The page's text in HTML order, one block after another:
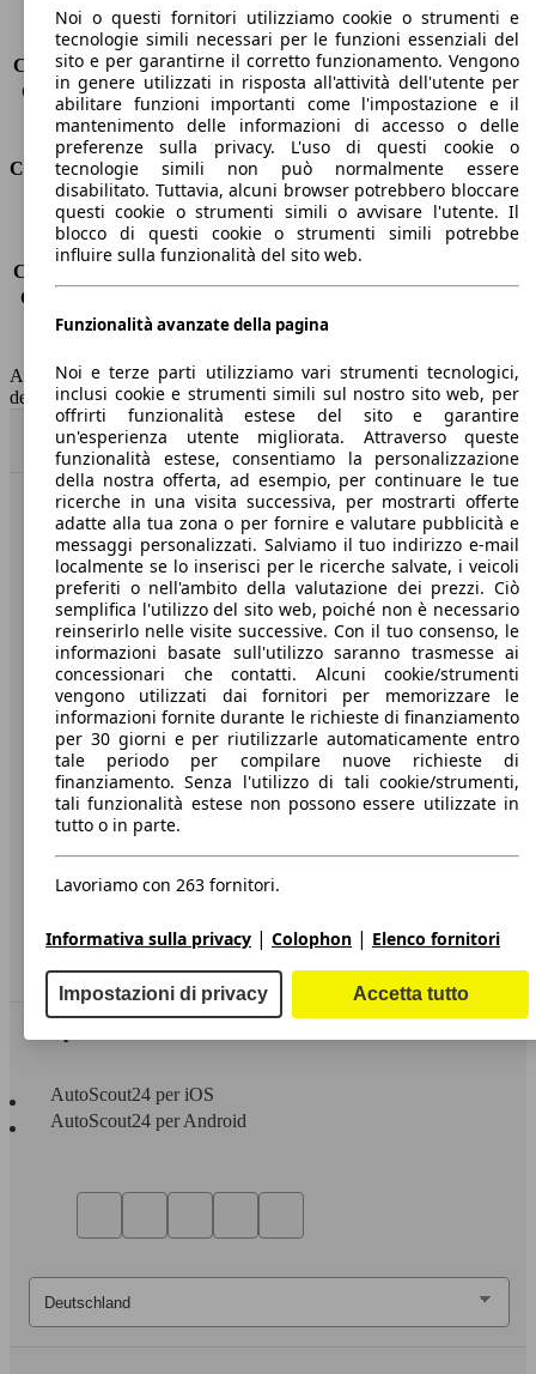
Sedili
5
Carico sul tetto
-
Capacità di traino (senza freni) -
Capacità di traino (con freni)
1110 kg
Volume del bagagliaio
325 - 980 l
Consumi
Emissioni di CO2*
114 g/km (komb.)
Consumo (urbano)
5.9 l/100km
Consumo (extra-urbano)
Consumo (combinato)*
Classe di emissione
Euro 6
AutoScout24 non si assume alcuna responsabilità per la correttezza
dei dati.
Torna su
Benvenuti su AutoScout24, il mercato auto europeo.
Società
A proposito di AutoScout24
Stampa
Media
Condizioni generali
Informazioni
Dichiarazione di Accessibilità
Servizi
Area rivenditori
AutoScout24 per iOS
AutoScout24 per Android
Noi o questi fornitori utilizziamo cookie o strumenti e
tecnologie simili necessari per le funzioni essenziali del
sito e per garantirne il corretto funzionamento. Vengono
in genere utilizzati in risposta all'attività dell'utente per
abilitare funzioni importanti come l'impostazione e il
mantenimento delle informazioni di accesso o delle
preferenze sulla privacy. L'uso di questi cookie o
tecnologie simili non può normalmente essere
disabilitato. Tuttavia, alcuni browser potrebbero bloccare
questi cookie o strumenti simili o avvisare l'utente. Il
blocco di questi cookie o strumenti simili potrebbe
influire sulla funzionalità del sito web.
Funzionalità avanzate della pagina
Noi e terze parti utilizziamo vari strumenti tecnologici,
inclusi cookie e strumenti simili sul nostro sito web, per
offrirti funzionalità estese del sito e garantire
un'esperienza utente migliorata. Attraverso queste
funzionalità estese, consentiamo la personalizzazione
della nostra offerta, ad esempio, per continuare le tue
ricerche in una visita successiva, per mostrarti offerte
adatte alla tua zona o per fornire e valutare pubblicità e
messaggi personalizzati. Salviamo il tuo indirizzo e-mail
localmente se lo inserisci per le ricerche salvate, i veicoli
preferiti o nell'ambito della valutazione dei prezzi. Ciò
semplifica l'utilizzo del sito web, poiché non è necessario
reinserirlo nelle visite successive. Con il tuo consenso, le
informazioni basate sull'utilizzo saranno trasmesse ai
concessionari che contatti. Alcuni cookie/strumenti
vengono utilizzati dai fornitori per memorizzare le
informazioni fornite durante le richieste di finanziamento
per 30 giorni e per riutilizzarle automaticamente entro
tale periodo per compilare nuove richieste di
finanziamento. Senza l'utilizzo di tali cookie/strumenti,
tali funzionalità estese non possono essere utilizzate in
tutto o in parte.
Lavoriamo con 263 fornitori.
Informativa sulla privacy | Colophon | Elenco fornitori
Impostazioni di privacy Accetta tutto